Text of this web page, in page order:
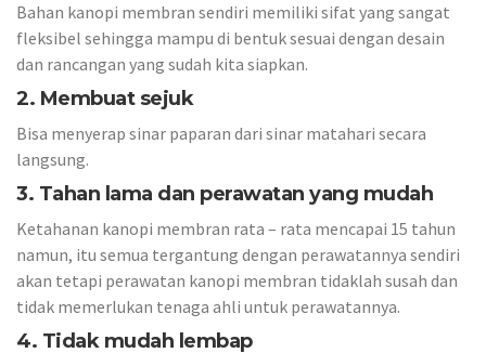
Bahan kanopi membran sendiri memiliki sifat yang sangat
fleksibel sehingga mampu di bentuk sesuai dengan desain
dan rancangan yang sudah kita siapkan.
2. Membuat sejuk
Bisa menyerap sinar paparan dari sinar matahari secara
langsung.
3. Tahan lama dan perawatan yang mudah
Ketahanan kanopi membran rata – rata mencapai 15 tahun
namun, itu semua tergantung dengan perawatannya sendiri
akan tetapi perawatan kanopi membran tidaklah susah dan
tidak memerlukan tenaga ahli untuk perawatannya.
4. Tidak mudah lembap